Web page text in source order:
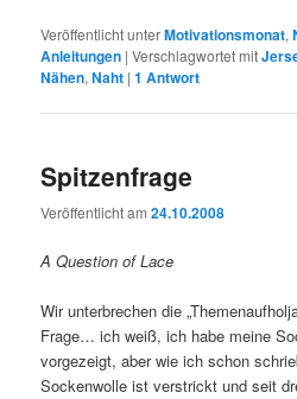
Veröffentlicht unterMotivationsmonat,
Anleitungen |Verschlagwortet mit
Nähen,Naht |1 Antwort
Spitzenfrage
Veröffentlicht am24.10.2008
A Question of Lace
Wir unterbrechen die
Frage… ich weiß, ich habe meine
vorgezeigt, aber wie ich schon
Sockenwolle ist verstrickt und seit